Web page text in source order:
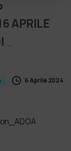
APRILE
6 Aprile 2024